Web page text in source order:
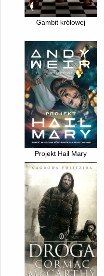
Gambit królowej
Projekt Hail Mary